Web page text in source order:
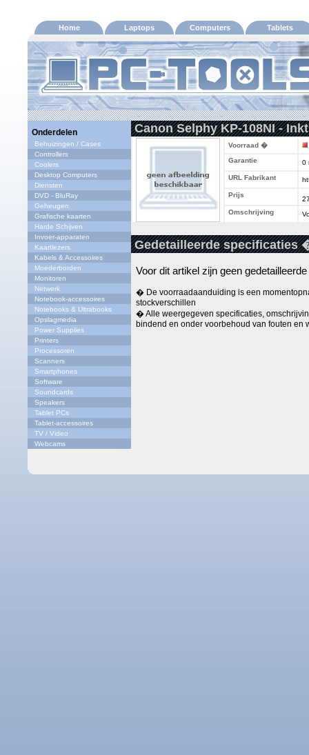
Home Laptops Computers Tablets
Onderdelen
Behuizingen / Cases
Controllers
Coolers
Desktop Computers
Diensten
DVD - BluRay
Geheugen
Grafische kaarten
Harde Schijven
Invoer-apparaten
Kaartlezers
Kabels & Accessoires
Moederborden
Monitoren
Netwerk
Notebook-accessoires
Notebooks & Ultrabooks
Opslagmedia
Power Supplies
Printers
Processoren
Scanners
Smartphones
Software
Soundcards
Speakers
Tablet PCs
Tablet-accessoires
TV / Video
Webcams
Canon Selphy KP-108NI -
Voorraad �
Garantie
0
URL Fabrikant
Prijs
Omschrijving
Gedetailleerde specificaties
Voor dit artikel zijn geen
� De voorraadaanduiding is een
stockverschillen
� Alle weergegeven specificaties,
bindend en onder voorbehoud van fouten en